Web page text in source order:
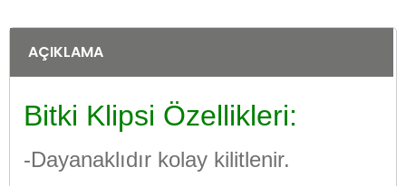
AÇIKLAMA
Bitki Klipsi Özellikleri:
-Dayanaklıdır kolay kilitlenir.